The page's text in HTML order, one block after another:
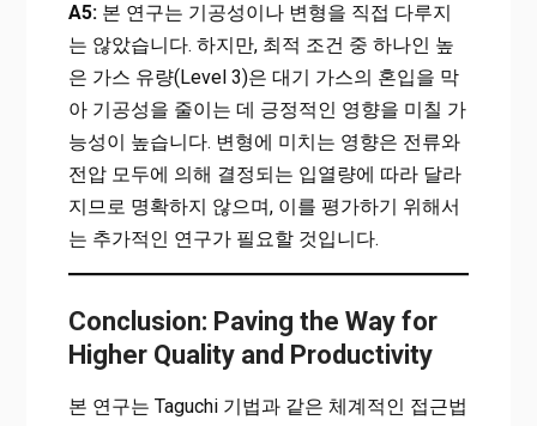
A5:본 연구는 기공성이나 변형을 직접 다루지
는 않았습니다. 하지만, 최적 조건 중 하나인 높
은 가스 유량(Level 3)은 대기 가스의 혼입을 막
아 기공성을 줄이는 데 긍정적인 영향을 미칠 가
능성이 높습니다. 변형에 미치는 영향은 전류와
전압 모두에 의해 결정되는 입열량에 따라 달라
지므로 명확하지 않으며, 이를 평가하기 위해서
는 추가적인 연구가 필요할 것입니다.
Conclusion: Paving the Way for
Higher Quality and Productivity
본 연구는 Taguchi 기법과 같은 체계적인 접근법